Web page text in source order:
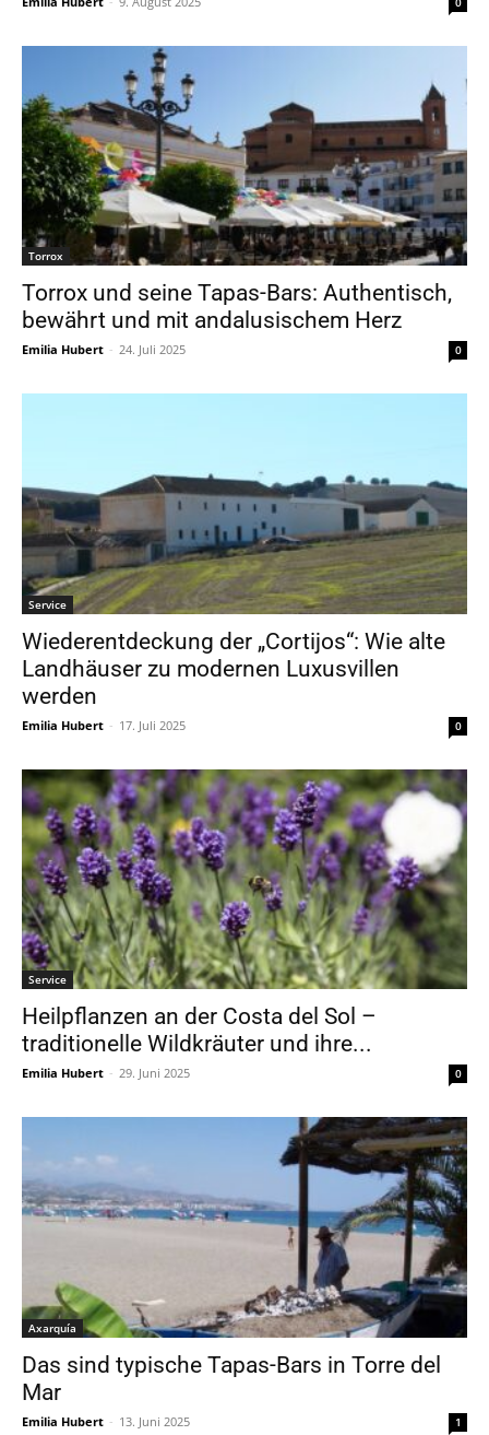
Torrox
Torrox und seine Tapas-Bars: Authentisch,
bewährt und mit andalusischem Herz
Emilia Hubert - 24. Juli 2025 0
Service
Wiederentdeckung der „Cortijos“: Wie alte
Landhäuser zu modernen Luxusvillen
werden
Emilia Hubert - 17. Juli 2025 0
Service
Heilpflanzen an der Costa del Sol –
traditionelle Wildkräuter und ihre...
Emilia Hubert - 29. Juni 2025 0
Axarquía
Das sind typische Tapas-Bars in Torre del
Mar
Emilia Hubert - 13. Juni 2025 1